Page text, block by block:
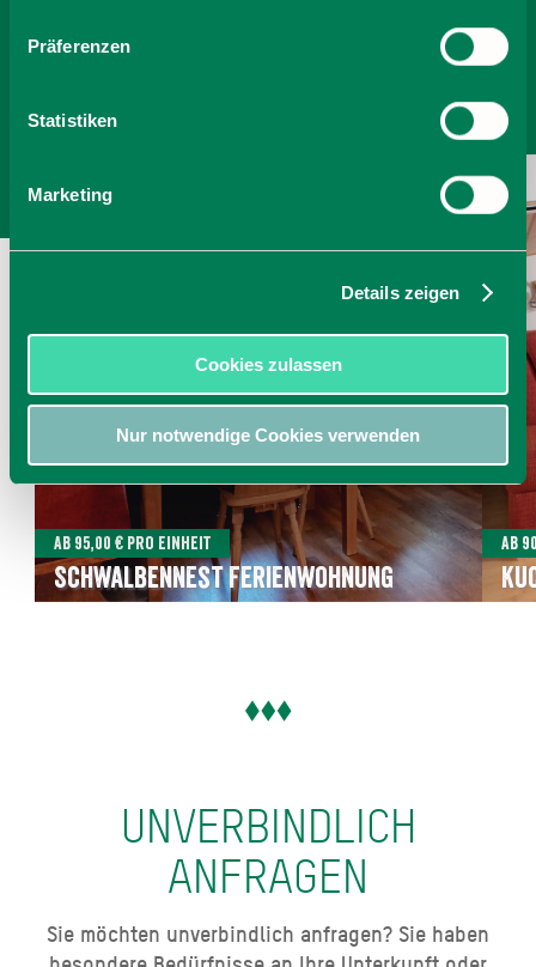
Präferenzen
Statistiken
Marketing
Details zeigen
Cookies zulassen
Nur notwendige Cookies verwenden
Ab 95,00 € pro Einheit
Schwalbennest Ferienwohnung
Ab
UNVERBINDLICH
ANFRAGEN
Sie möchten unverbindlich anfragen? Sie haben